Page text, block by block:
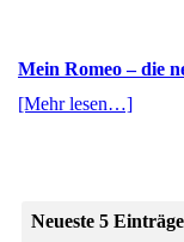
Mein Romeo – die
[Mehr lesen…]
Neueste 5 Einträge